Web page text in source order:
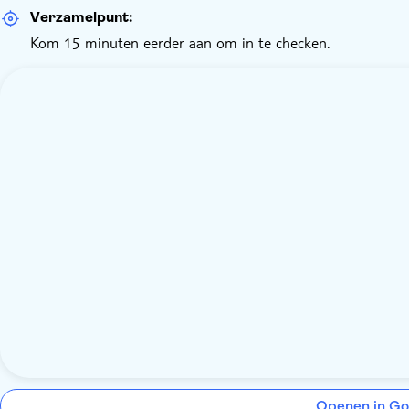
Verzamelpunt:
Kom 15 minuten eerder aan om in te checken.